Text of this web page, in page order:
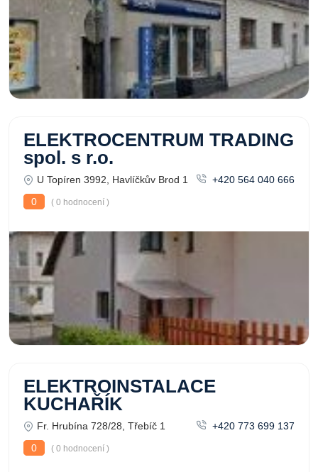
ELEKTROCENTRUM TRADING
spol. s r.o.
U Topíren 3992, Havlíčkův Brod 1
+420 564 040 666
0
( 0 hodnocení )
ELEKTROINSTALACE
KUCHAŘÍK
Fr. Hrubína 728/28, Třebíč 1
+420 773 699 137
0
( 0 hodnocení )